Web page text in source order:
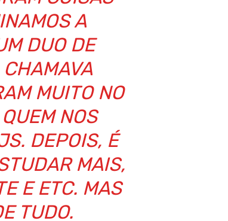
A
DUO DE
MUITO NO
NOS
DEPOIS, É
MAIS,
E ETC. MAS
TUDO.